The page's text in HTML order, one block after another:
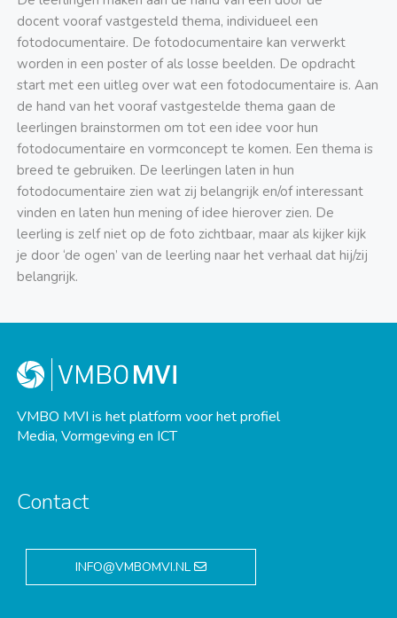
docentvooraf vastgesteld thema,individueel een
fotodocumentaire. De fotodocumentaire kan verwerkt
worden in een poster of als losse beelden. De opdracht
start met een uitleg over wat een fotodocumentaire is. Aan
de hand van het vooraf vastgesteldethema gaan de
leerlingen brainstormen om tot een idee voor hun
fotodocumentaire en vormconcept te komen. Een thema is
breed te gebruiken. De leerlingen laten in hun
fotodocumentaire zien wat zij belangrijk en/of interessant
vinden en laten hun mening of idee hierover zien. De
leerling is zelf niet op de foto zichtbaar, maar als kijker kijk
je door ‘de ogen’ van de leerling naar het verhaal dat hij/zij
belangrijk.
VMBO MVI is het platform voor het profiel
Media, Vormgeving en ICT
Contact
INFO@VMBOMVI.NL